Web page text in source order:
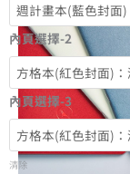
內頁選擇-2
內頁選擇-3
清除